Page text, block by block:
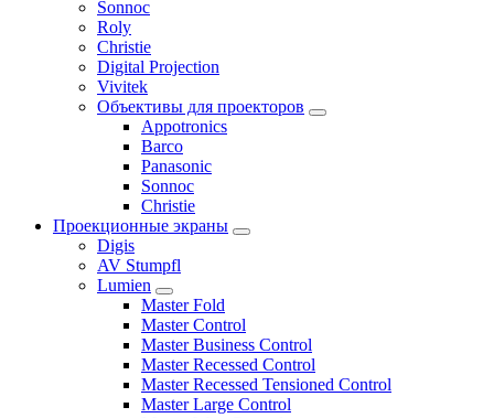
Sonnoc
Roly
Christie
Digital Projection
Vivitek
Объективы для проекторов
Appotronics
Barco
Panasonic
Sonnoc
Сhristie
Проекционные экраны
Digis
AV Stumpfl
Lumien
Master Fold
Master Control
Master Business Control
Master Recessed Control
Master Recessed Tensioned Control
Master Large Control